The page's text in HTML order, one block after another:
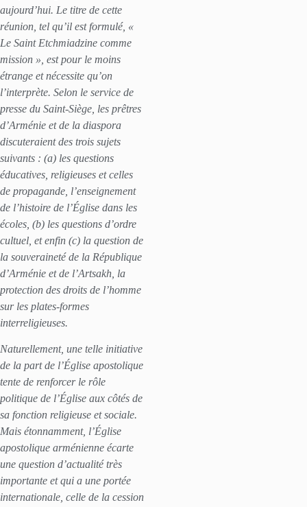
aujourd’hui. Le titre de cette
réunion, tel qu’il est formulé, «
Le Saint Etchmiadzine comme
mission », est pour le moins
étrange et nécessite qu’on
l’interprète. Selon le service de
presse du Saint-Siège, les prêtres
d’Arménie et de la diaspora
discuteraient des trois sujets
suivants : (a) les questions
éducatives, religieuses et celles
de propagande, l’enseignement
de l’histoire de l’Église dans les
écoles, (b) les questions d’ordre
cultuel, et enfin (c) la question de
la souveraineté de la République
d’Arménie et de l’Artsakh, la
protection des droits de l’homme
sur les plates-formes
interreligieuses.
Naturellement, une telle initiative
de la part de l’Église apostolique
tente de renforcer le rôle
politique de l’Église aux côtés de
sa fonction religieuse et sociale.
Mais étonnamment, l’Église
apostolique arménienne écarte
une question d’actualité très
importante et qui a une portée
internationale, celle de la cession